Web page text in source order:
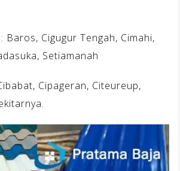
: Baros, Cigugur Tengah, Cimahi,
Setiamanah
Cipageran, Citeureup,